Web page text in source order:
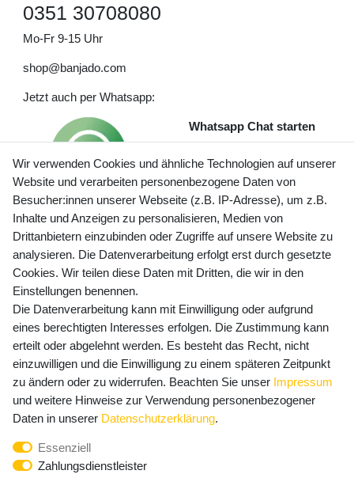
0351 30708080
Mo-Fr 9-15 Uhr
shop@banjado.com
Jetzt auch per Whatsapp:
Whatsapp Chat starten
Preisangaben inkl. gesetzl. MwSt. und zzgl. Service- und
Versandkosten
Newsletter Anmeldung - Keine Angebote
mehr verpassen!
E-MAIL **
Newsletter
Honig
Hiermit bestätige ich, dass ich dieDaten­schutz­erklärung
widerrufen.**
Wir verwenden Cookies und ähnliche Technologien auf unserer
Website und verarbeiten personenbezogene Daten von
Besucher:innen unserer Webseite (z.B. IP-Adresse), um z.B.
Inhalte und Anzeigen zu personalisieren, Medien von
Drittanbietern einzubinden oder Zugriffe auf unsere Website zu
analysieren. Die Datenverarbeitung erfolgt erst durch gesetzte
Cookies. Wir teilen diese Daten mit Dritten, die wir in den
Einstellungen benennen.
Die Datenverarbeitung kann mit Einwilligung oder aufgrund
eines berechtigten Interesses erfolgen. Die Zustimmung kann
erteilt oder abgelehnt werden. Es besteht das Recht, nicht
einzuwilligen und die Einwilligung zu einem späteren Zeitpunkt
zu ändern oder zu widerrufen. Beachten Sie unser Impressum
und weitere Hinweise zur Verwendung personenbezogener
Daten in unserer Daten­schutz­erklärung.
Essenziell
Zahlungsdienstleister